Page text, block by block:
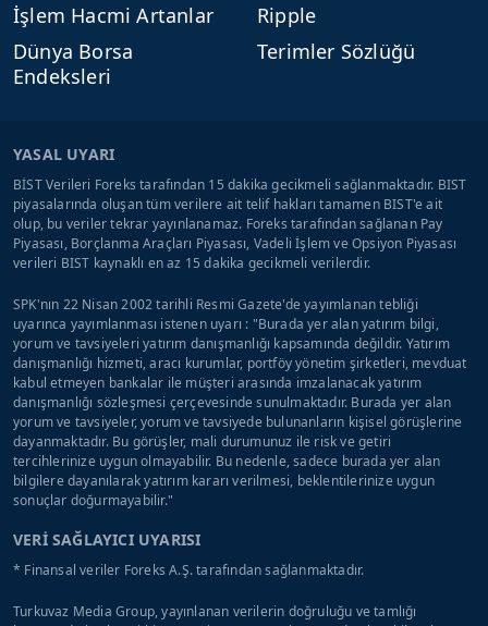
İşlem Hacmi Artanlar
Dünya Borsa
Endeksleri
Ripple
Terimler Sözlüğü
YASAL UYARI
BİST Verileri Foreks tarafından 15 dakika gecikmeli sağlanmaktadır. BIST
piyasalarında oluşan tüm verilere ait telif hakları tamamen BIST'e ait
olup, bu veriler tekrar yayınlanamaz. Foreks tarafından sağlanan Pay
Piyasası, Borçlanma Araçları Piyasası, Vadeli İşlem ve Opsiyon Piyasası
verileri BIST kaynaklı en az 15 dakika gecikmeli verilerdir.
SPK'nın 22 Nisan 2002 tarihli Resmi Gazete'de yayımlanan tebliği
uyarınca yayımlanması istenen uyarı : "Burada yer alan yatırım bilgi,
yorum ve tavsiyeleri yatırım danışmanlığı kapsamında değildir. Yatırım
danışmanlığı hizmeti, aracı kurumlar, portföy yönetim şirketleri, mevduat
kabul etmeyen bankalar ile müşteri arasında imzalanacak yatırım
danışmanlığı sözleşmesi çerçevesinde sunulmaktadır. Burada yer alan
yorum ve tavsiyeler, yorum ve tavsiyede bulunanların kişisel görüşlerine
dayanmaktadır. Bu görüşler, mali durumunuz ile risk ve getiri
tercihlerinize uygun olmayabilir. Bu nedenle, sadece burada yer alan
bilgilere dayanılarak yatırım kararı verilmesi, beklentilerinize uygun
sonuçlar doğurmayabilir."
VERİ SAĞLAYICI UYARISI
* Finansal veriler Foreks A.Ş. tarafından sağlanmaktadır.
Turkuvaz Media Group, yayınlanan verilerin doğruluğu ve tamlığı